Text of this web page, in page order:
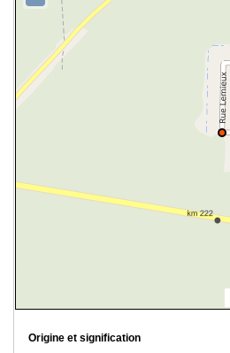
Origine et signification